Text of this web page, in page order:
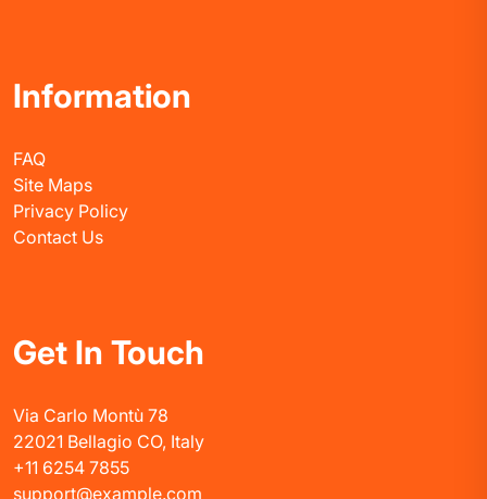
Information
FAQ
Site Maps
Privacy Policy
Contact Us
Get In Touch
Via Carlo Montù 78
22021 Bellagio CO, Italy
+11 6254 7855
support@example.com